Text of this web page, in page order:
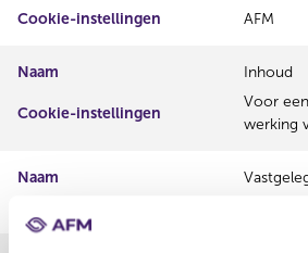
Cookie-instellingen
AFM
Naam Inhoud
Cookie-instellingen
Voor
werking
Naam